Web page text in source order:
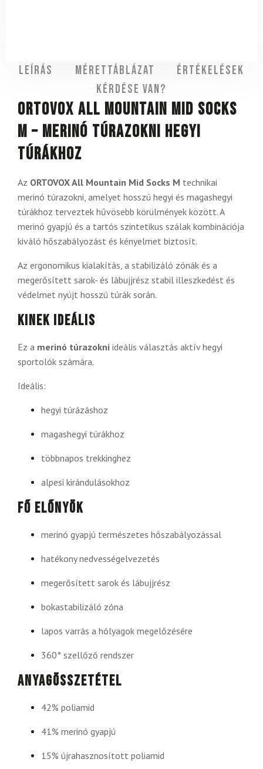
Leírás Mérettáblázat
Értékelések
Kérdése van?
ORTOVOX All Mountain Mid Socks
M – merinó túrazokni hegyi
túrákhoz
Az ORTOVOX All Mountain Mid Socks M technikai
merinó túrazokni, amelyet hosszú hegyi és magashegyi
túrákhoz terveztek hűvösebb körülmények között. A
merinó gyapjú és a tartós szintetikus szálak kombinációja
kiváló hőszabályozást és kényelmet biztosít.
Az ergonomikus kialakítás, a stabilizáló zónák és a
megerősített sarok- és lábujjrész stabil illeszkedést és
védelmet nyújt hosszú túrák során.
Kinek ideális
Ez a merinó túrazokni ideális választás aktív hegyi
sportolók számára.
Ideális:
hegyi túrázáshoz
magashegyi túrákhoz
többnapos trekkinghez
alpesi kirándulásokhoz
Fő előnyök
merinó gyapjú természetes hőszabályozással
hatékony nedvességelvezetés
megerősített sarok és lábujjrész
bokastabilizáló zóna
lapos varrás a hólyagok megelőzésére
360° szellőző rendszer
Anyagösszetétel
42% poliamid
41% merinó gyapjú
15% újrahasznosított poliamid